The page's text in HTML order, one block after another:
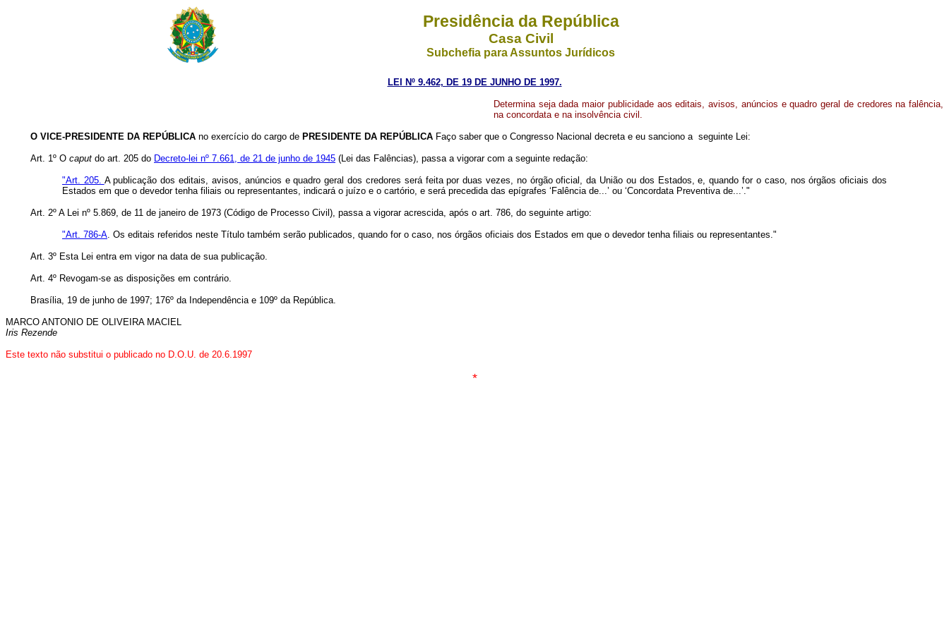
Presidência da República
Casa Civil
Subchefia para Assuntos Jurídicos
LEI Nº 9.462, DE 19 DE JUNHO DE 1997.
Determina seja dada maior publicidade aos editais, avisos, anúncios e quadro geral de credores na falência,
na concordata e na insolvência civil.
O VICE-PRESIDENTE DA REPÚBLICA no exercício do cargo de PRESIDENTE DA REPÚBLICA Faço saber que o Congresso Nacional decreta e eu sanciono a seguinte Lei:
Art. 1º O caput do art. 205 do Decreto-lei nº 7.661, de 21 de junho de 1945 (Lei das Falências), passa a vigorar com a seguinte redação:
"Art. 205. A publicação dos editais, avisos, anúncios e quadro geral dos credores será feita por duas vezes, no órgão oficial, da União ou dos Estados, e, quando for o caso, nos órgãos oficiais dos
Estados em que o devedor tenha filiais ou representantes, indicará o juízo e o cartório, e será precedida das epígrafes ‘Falência de...’ ou ‘Concordata Preventiva de...’."
Art. 2º A Lei nº 5.869, de 11 de janeiro de 1973 (Código de Processo Civil), passa a vigorar acrescida, após o art. 786, do seguinte artigo:
"Art. 786-A. Os editais referidos neste Título também serão publicados, quando for o caso, nos órgãos oficiais dos Estados em que o devedor tenha filiais ou representantes."
Art. 3º Esta Lei entra em vigor na data de sua publicação.
Art. 4º Revogam-se as disposições em contrário.
Brasília, 19 de junho de 1997; 176º da Independência e 109º da República.
MARCO ANTONIO DE OLIVEIRA MACIEL
Iris Rezende
Este texto não substitui o publicado no D.O.U. de 20.6.1997
*